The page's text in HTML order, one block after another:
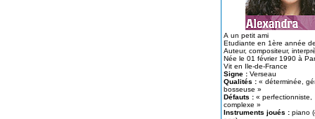
A un petit ami
Etudiante en 1ère année
Auteur, compositeur,
Née le 01 février 1990 à
Vit en Ile-de-France
Signe : Verseau
Qualités : « déterminée,
bosseuse »
Défauts : « perfectionniste,
complexe »
Instruments joués : piano (depuis 10